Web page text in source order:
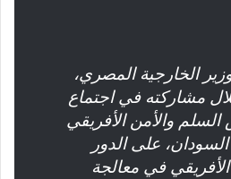
الخارجية المصري،
مشاركته في اجتماع
والأمن الأفريقي
على الدور
في معالجة